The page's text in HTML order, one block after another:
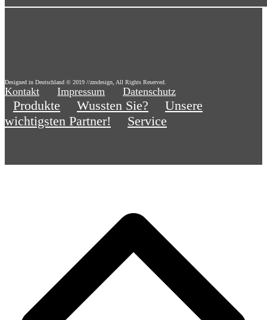
Designed in Deutschland © 2019 //zmdesign, All Rights Reserved.
Kontakt Impressum Datenschutz
Produkte Wussten Sie?
Unsere
wichtigsten Partner!
Service